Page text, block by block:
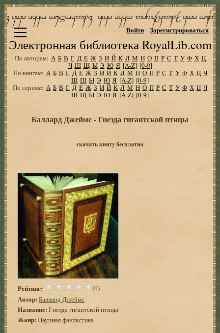
Электронная библиотека RoyalLib.com
Войти Зарегистрироваться
По авторам: А Б В Г Д Е Ж З И Й К Л М Н О П Р С Т У Ф Х Ц
Ч Ш Щ Ы Э Ю Я [A-Z] [0-9]
По книгам: А Б В Г Д Е Ж З И Й К Л М Н О П Р С Т У Ф Х Ц Ч
Ш Щ Ы Э Ю Я [A-Z] [0-9]
По сериям: А Б В Г Д Е Ж З И Й К Л М Н О П Р С Т У Ф Х Ц Ч
Ш Щ Ы Э Ю Я [A-Z] [0-9]
Баллард Джеймс - Гнезда гигантской птицы
скачать книгу бесплатно
Рейтинг: (0)
Автор: Баллард Джеймс
Название: Гнезда гигантской птицы
Жанр: Научная фантастика